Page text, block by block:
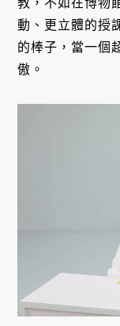
動、更立體的授
的棒子，當一個
傲。